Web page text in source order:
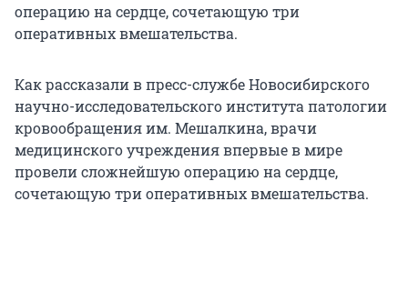
операцию на сердце, сочетающую три
оперативных вмешательства.
Как рассказали в пресс-службе Новосибирского
научно-исследовательского института патологии
кровообращения им. Мешалкина, врачи
медицинского учреждения впервые в мире
провели сложнейшую операцию на сердце,
сочетающую три оперативных вмешательства.